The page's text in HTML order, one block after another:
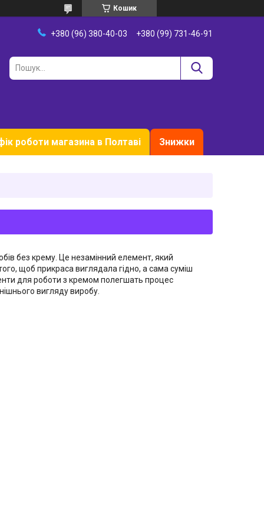
Кошик
+380 (96) 380-40-03 +380 (99) 731-46-91
роботи магазина в Полтаві Знижки
без крему. Це незамінний елемент, який
щоб прикраса виглядала гідно, а сама суміш
для роботи з кремом полегшать процес
вигляду виробу.